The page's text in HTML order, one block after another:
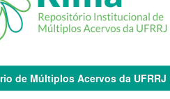
de Múltiplos Acervos da UFRRJ